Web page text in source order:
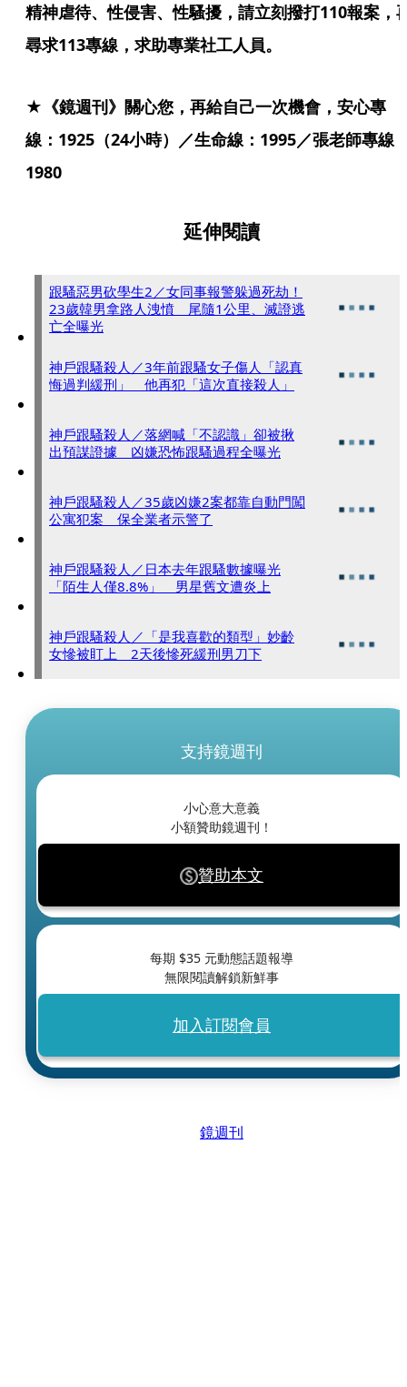
精神虐待、性侵害、性騷擾，請立刻撥打110報案，
尋求113專線，求助專業社工人員。
★《鏡週刊》關心您，再給自己一次機會，安心專
線：1925（24小時）／生命線：1995／張老師專線
1980
延伸閱讀
跟騷惡男砍學生2／女同事報警躲過死劫！
23歲韓男拿路人洩憤 尾隨1公里、滅證逃
亡全曝光
神戶跟騷殺人／3年前跟騷女子傷人「認真
悔過判緩刑」 他再犯「這次直接殺人」
神戶跟騷殺人／落網喊「不認識」卻被揪
出預謀證據 凶嫌恐怖跟騷過程全曝光
神戶跟騷殺人／35歲凶嫌2案都靠自動門闖
公寓犯案 保全業者示警了
神戶跟騷殺人／日本去年跟騷數據曝光
「陌生人僅8.8%」 男星舊文遭炎上
神戶跟騷殺人／「是我喜歡的類型」妙齡
女慘被盯上 2天後慘死緩刑男刀下
支持鏡週刊
小心意大意義
小額贊助鏡週刊！
贊助本文
每期 $35 元動態話題報導
無限閱讀解鎖新鮮事
加入訂閱會員
鏡週刊